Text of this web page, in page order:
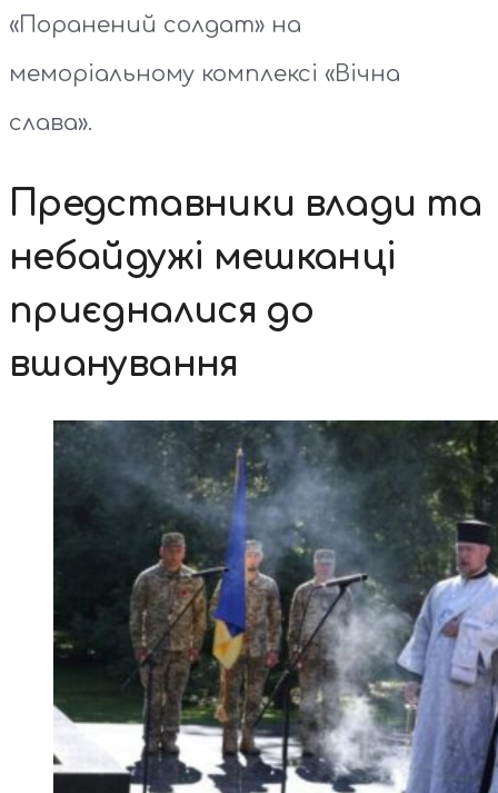
«Поранений солдат» на
меморіальному комплексі «Вічна
слава».
Представники влади та
небайдужі мешканці
приєдналися до
вшанування